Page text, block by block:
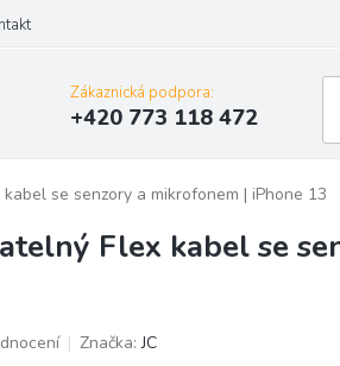
Zákaznická podpora:
+420 773 118 472
se senzory a mikrofonem | iPhone 13
Flex kabel se
Značka:JC